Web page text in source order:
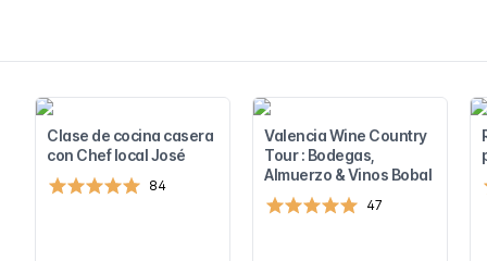
Clase de cocina casera
con Chef local José
84
Valencia Wine Country
Tour : Bodegas,
Almuerzo & Vinos Bobal
47